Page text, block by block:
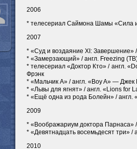
2006
* телесериал Саймона Шамы «Сила
2007
* «Суд и воздаяние XI: Завершение»
* «Замерзающий» / англ. Freezing
* телесериал «Доктор Кто» / англ.
Фрэнк
* «Мальчик А» / англ. «Boy A» —
* «Львы для ягнят» / англ. «Lions for
* «Ещё одна из рода Болейн» / англ.
2009
* «Воображариум доктора Парнаса»
* «Девятнадцать восемьдесят три» /
2010